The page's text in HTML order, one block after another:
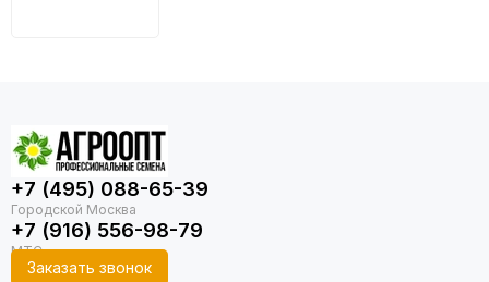
+7 (495) 088-65-39
+7 (916) 556-98-79
Заказать звонок